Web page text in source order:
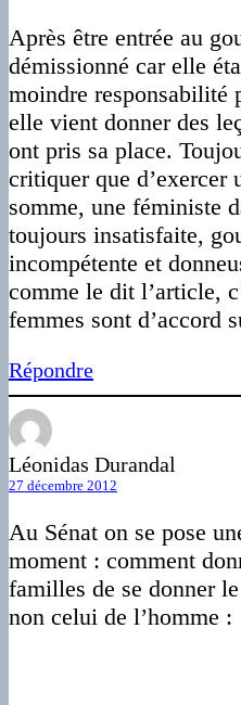
Après être entrée au
démissionné car elle
moindre responsabilité
elle vient donner des
ont pris sa place.
critiquer que d’exercer
somme, une féministe
toujours insatisfaite,
incompétente et
comme le dit l’article,
femmes sont d’accord
Répondre
Léonidas Durandal
27 décembre 2012
Au Sénat on se pose
moment : comment
familles de se donner
non celui de l’homme :